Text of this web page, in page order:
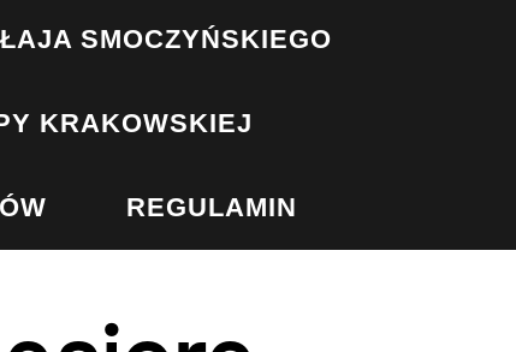
SMOCZYŃSKIEGO
KRAKOWSKIEJ
REGULAMIN